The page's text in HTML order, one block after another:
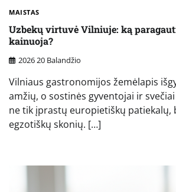
MAISTAS
Uzbekų virtuvė Vilniuje: ką
kainuoja?
2026 20 Balandžio
Vilniaus gastronomijos žemėlapis
amžių, o sostinės gyventojai ir
ne tik įprastų europietiškų patiekalų,
egzotiškų skonių. […]